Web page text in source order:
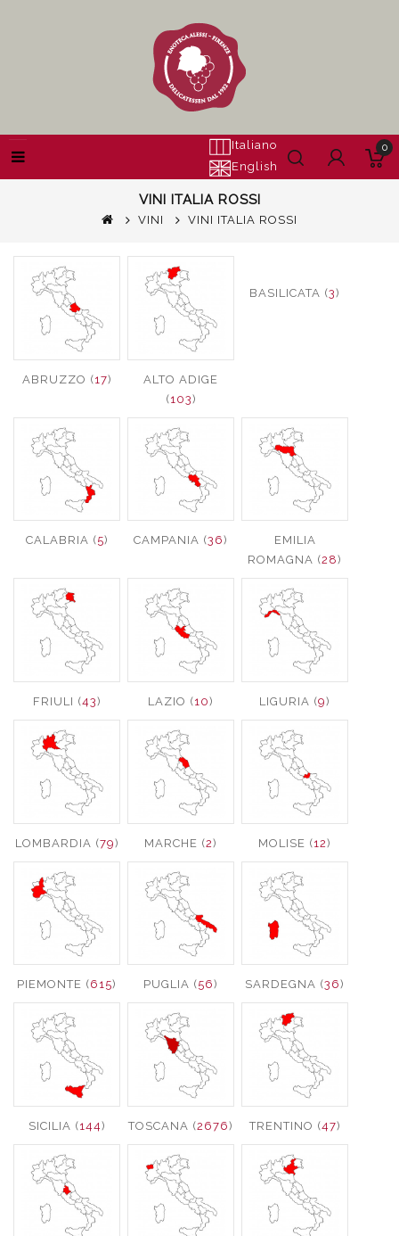
Italiano
English
0
VINI ITALIA ROSSI
VINI VINI ITALIA ROSSI
ABRUZZO (17)
ALTO ADIGE
(103)
BASILICATA (3)
CALABRIA (5) CAMPANIA (36)
EMILIA
ROMAGNA (28)
FRIULI (43) LAZIO (10) LIGURIA (9)
LOMBARDIA (79) MARCHE (2) MOLISE (12)
PIEMONTE (615) PUGLIA (56) SARDEGNA (36)
SICILIA (144) TOSCANA (2676) TRENTINO (47)